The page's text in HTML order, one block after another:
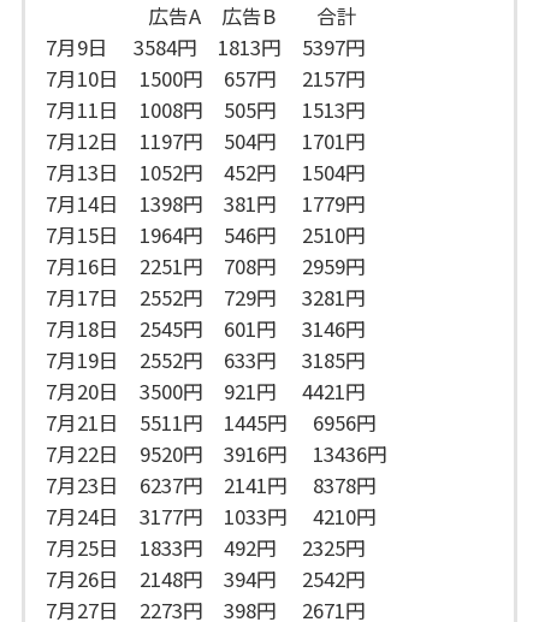
広告A 広告B 合計
7月9日 3584円 1813円 5397円
7月10日 1500円 657円 2157円
7月11日 1008円 505円 1513円
7月12日 1197円 504円 1701円
7月13日 1052円 452円 1504円
7月14日 1398円 381円 1779円
7月15日 1964円 546円 2510円
7月16日 2251円 708円 2959円
7月17日 2552円 729円 3281円
7月18日 2545円 601円 3146円
7月19日 2552円 633円 3185円
7月20日 3500円 921円 4421円
7月21日 5511円 1445円 6956円
7月22日 9520円 3916円 13436円
7月23日 6237円 2141円 8378円
7月24日 3177円 1033円 4210円
7月25日 1833円 492円 2325円
7月26日 2148円 394円 2542円
7月27日 2273円 398円 2671円